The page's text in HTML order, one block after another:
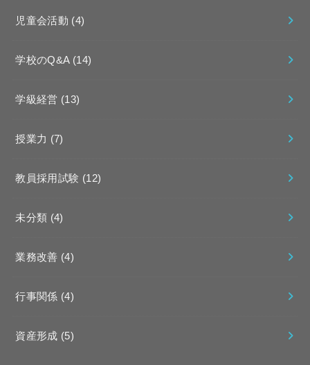
児童会活動 (4)
学校のQ&A (14)
学級経営 (13)
授業力 (7)
教員採用試験 (12)
未分類 (4)
業務改善 (4)
行事関係 (4)
資産形成 (5)